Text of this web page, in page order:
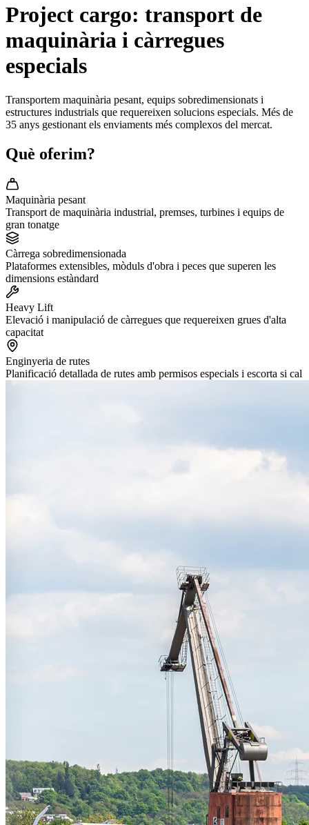
Project cargo: transport de
maquinària i càrregues
especials
Transportem maquinària pesant, equips sobredimensionats i
estructures industrials que requereixen solucions especials. Més de
35 anys gestionant els enviaments més complexos del mercat.
Què oferim?
Maquinària pesant
Transport de maquinària industrial, premses, turbines i equips de
gran tonatge
Càrrega sobredimensionada
Plataformes extensibles, mòduls d'obra i peces que superen les
dimensions estàndard
Heavy Lift
Elevació i manipulació de càrregues que requereixen grues d'alta
capacitat
Enginyeria de rutes
Planificació detallada de rutes amb permisos especials i escorta si cal